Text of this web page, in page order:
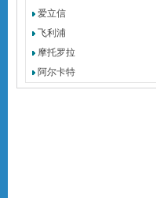
爱立信
飞利浦
摩托罗拉
阿尔卡特